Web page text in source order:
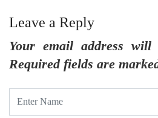
Leave a Reply
Your email address will
Required fields are